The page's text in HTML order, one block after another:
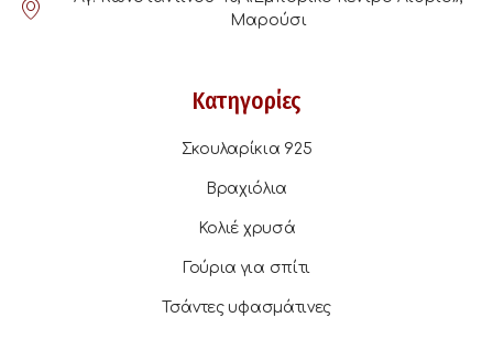
Μαρούσι
Κατηγορίες
Σκουλαρίκια 925
Βραχιόλια
Κολιέ χρυσά
Γούρια για σπίτι
Τσάντες υφασμάτινες